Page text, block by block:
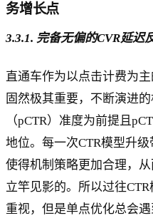
务增长点
3.3.1. 完备无偏的CVR延迟
直通车作为以点击计费为
固然极其重要，不断演进
（pCTR）准度为前提且
地位。每一次CTR模型升
使得机制策略更加合理，
立竿见影的。所以过往
重视，但是单点优化总会